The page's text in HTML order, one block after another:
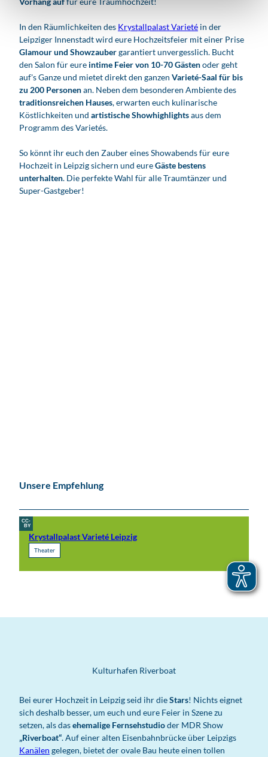
In den Räumlichkeiten des Krystallpalast Varieté in der
Leipziger Innenstadt wird eure Hochzeitsfeier mit einer Prise
Glamour und Showzaubergarantiert unvergesslich. Bucht
den Salon für eure intime Feier von 10-70 Gästenoder geht
auf's Ganze und mietet direkt den ganzen Varieté-Saal für bis
zu 200 Personenan. Neben dem besonderen Ambiente des
traditionsreichen Hauses, erwarten euch kulinarische
Köstlichkeiten und artistische Showhighlightsaus dem
Programm des Varietés.
So könnt ihr euch den Zauber eines Showabends für eure
Hochzeit in Leipzig sichern und eureGäste bestens
unterhalten. Die perfekte Wahl für alle Traumtänzer und
Super-Gastgeber!
Unsere Empfehlung
CC-
BY
Krystallpalast Varieté Leipzig
Theater
Kulturhafen Riverboat
Bei eurer Hochzeit in Leipzig seid ihr dieStars! Nichts eignet
sich deshalb besser, um euch und eure Feier in Szene zu
setzen, als dasehemalige Fernsehstudioder MDR Show
„Riverboat“. Auf einer alten Eisenbahnbrücke über Leipzigs
Kanälen gelegen, bietet der ovale Bau heute einen tollen